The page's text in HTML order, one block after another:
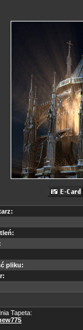
pliku:
Tapeta: